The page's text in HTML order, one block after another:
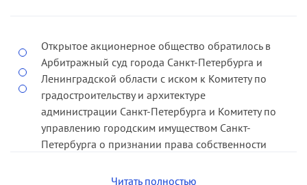
указал, что в соответствии с действующим в
указанный период в Санкт-Петербурге
порядком предоставления земельных участков
районная администрация была уполномочена
предоставлять участки на срок до трех лет для
целей, не связанных с застройкой.
Административным актом, санкционирующим
Открытое акционерное общество обратилось в
Арбитражный суд города Санкт-Петербурга и
Ленинградской области с иском к Комитету по
градостроительству и архитектуре
администрации Санкт-Петербурга и Комитету по
управлению городским имуществом Санкт-
Петербурга о признании права собственности
построенного истцом в период с 1992 по 1995
Читать полностью